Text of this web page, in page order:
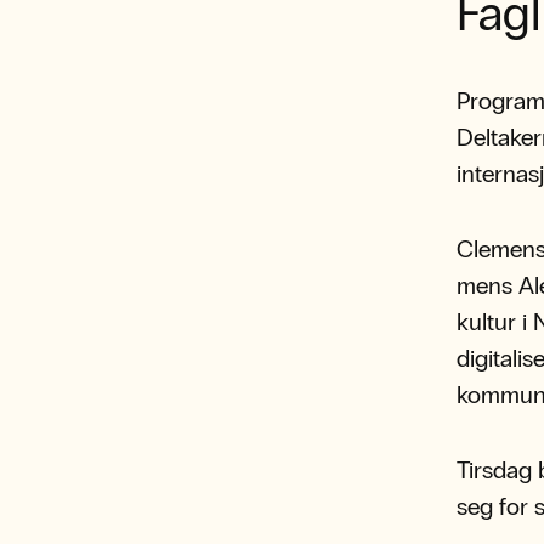
mens
kultur i
Tirsdag
seg for